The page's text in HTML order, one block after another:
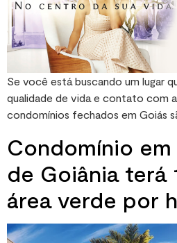
Se você está buscando um lugar
qualidade de vida e contato com
condomínios fechados em Goiás
Condomínio
de Goiânia terá
área verde por